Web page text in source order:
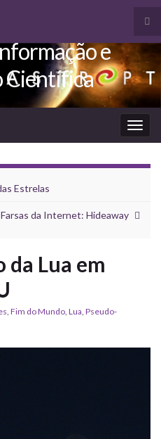
e
Científica
Estrelas
Farsas da Internet: Hideaway
Lua em
, Fim do Mundo, Lua, Pseudo-